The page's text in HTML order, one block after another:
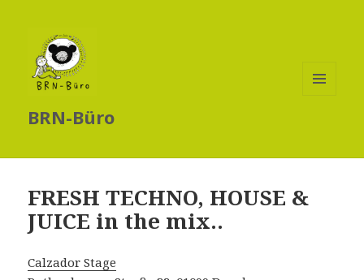
BRN-Büro
FRESH TECHNO, HOUSE &
JUICE in the mix..
Calzador Stage